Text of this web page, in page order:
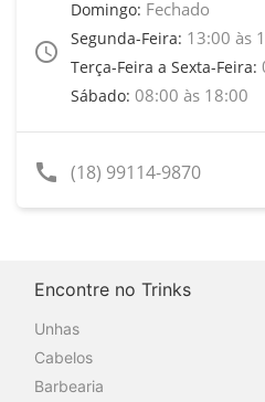
access_time
Domingo: Fechado
Segunda-Feira: 13:00 às
Terça-Feira a Sexta-Feira:
Sábado: 08:00 às 18:00
call (18) 99114-9870
Encontre no Trinks
Unhas
Cabelos
Barbearia